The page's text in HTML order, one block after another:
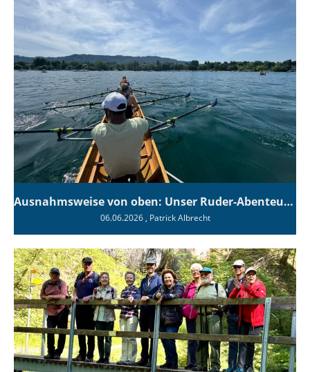
Ausnahmsweise von oben: Unser Ruder-Abenteuer auf dem Zürisee
06.06.2026, Patrick Albrecht